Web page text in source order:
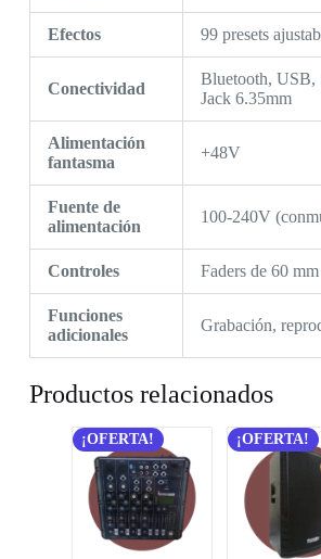
Efectos 99 presets
Conectividad
Bluetooth,
Jack 6.35mm
Alimentación
fantasma
+48V
Fuente de
alimentación
100-240V
Controles Faders de 60 mm
Funciones
adicionales
Grabación,
Productos relacionados
¡OFERTA! ¡OFERTA!